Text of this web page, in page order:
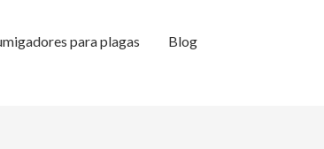
para plagas
Blog